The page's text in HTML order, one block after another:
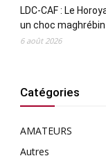
LDC-CAF : Le
un choc
6 août 2026
Catégories
AMATEURS
Autres